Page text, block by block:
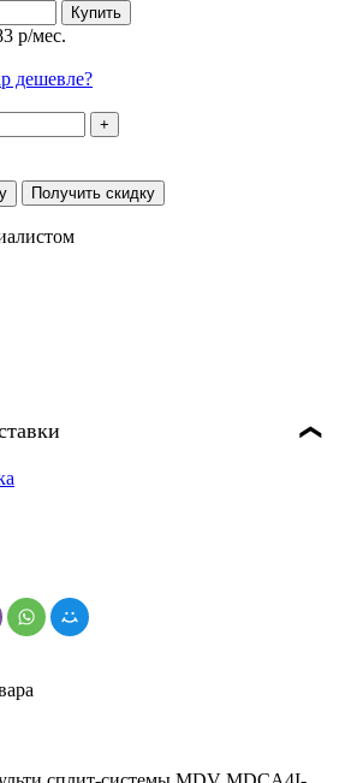
Купить
р/мес.
дешевле?
+
Получить скидку
❯